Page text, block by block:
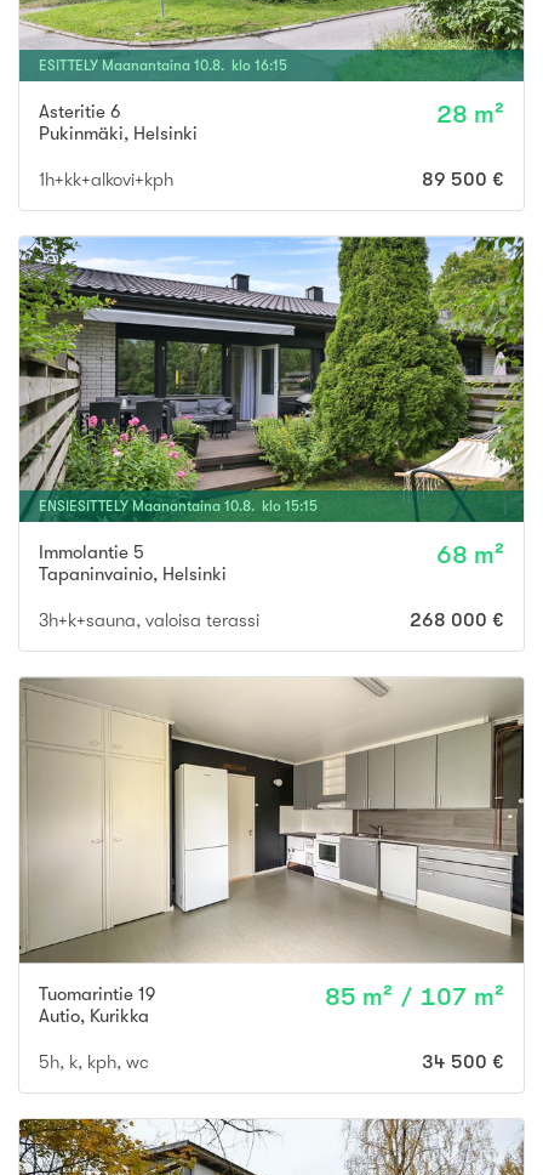
ESITTELY Maanantaina 10.8. klo 16:15
Asteritie 6
Pukinmäki, Helsinki
28 m²
1h+kk+alkovi+kph 89 500 €
ENSIESITTELY Maanantaina 10.8. klo 15:15
Immolantie 5
Tapaninvainio, Helsinki
68 m²
3h+k+sauna, valoisa terassi 268 000 €
Tuomarintie 19
Autio, Kurikka
85 m² / 107 m²
5h, k, kph, wc 34 500 €